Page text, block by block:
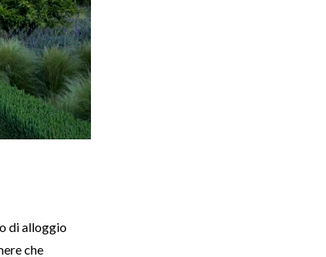
di alloggio
che